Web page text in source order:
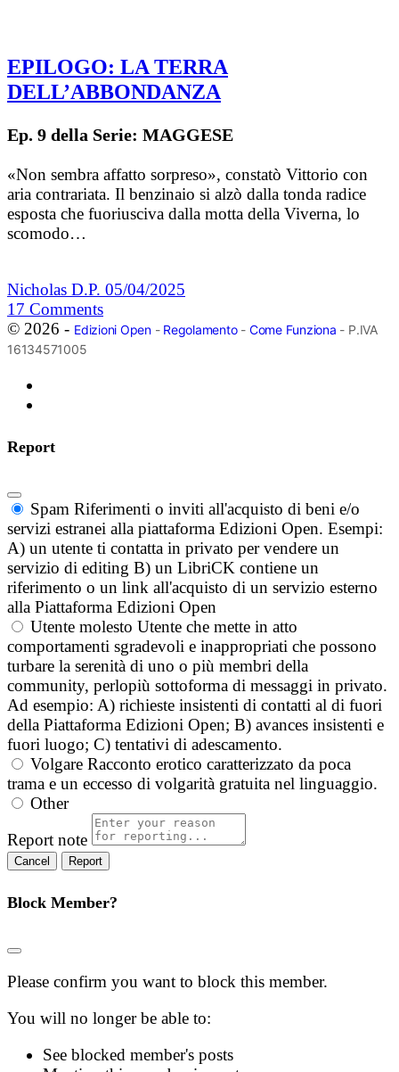
EPILOGO: LA TERRA
DELL’ABBONDANZA
Ep. 9 della Serie: MAGGESE
«Non sembra affatto sorpreso», constatò Vittorio con
aria contrariata. Il benzinaio si alzò dalla tonda radice
esposta che fuoriusciva dalla motta della Viverna, lo
scomodo…
Nicholas D.P. 05/04/2025
17 Comments
© 2026 - Edizioni Open- Regolamento- Come Funziona - P.IVA
16134571005
Report
Spam Riferimenti o inviti all'acquisto di beni e/o
servizi estranei alla piattaforma Edizioni Open. Esempi:
A) un utente ti contatta in privato per vendere un
servizio di editing B) un LibriCK contiene un
riferimento o un link all'acquisto di un servizio esterno
alla Piattaforma Edizioni Open
Utente molesto Utente che mette in atto
comportamenti sgradevoli e inappropriati che possono
turbare la serenità di uno o più membri della
community, perlopiù sottoforma di messaggi in privato.
Ad esempio: A) richieste insistenti di contatti al di fuori
della Piattaforma Edizioni Open; B) avances insistenti e
fuori luogo; C) tentativi di adescamento.
Volgare Racconto erotico caratterizzato da poca
trama e un eccesso di volgarità gratuita nel linguaggio.
Other
Report note
Report
Block Member?
Please confirm you want to block this member.
You will no longer be able to:
See blocked member's posts